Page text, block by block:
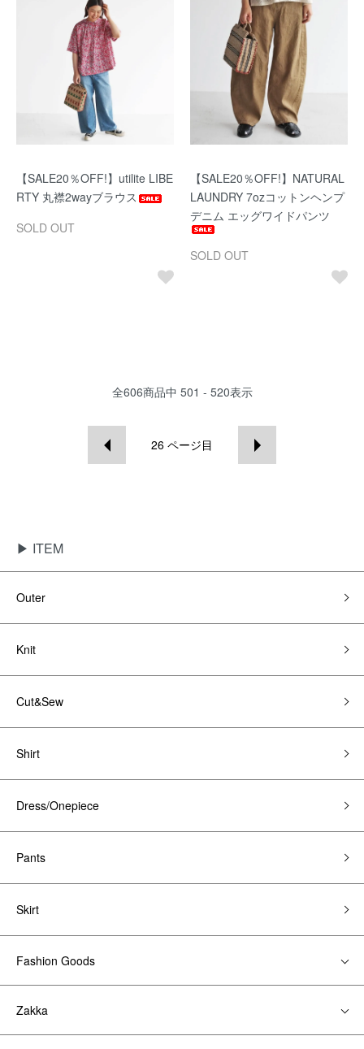
【SALE20％OFF!】utilite LIBE
RTY 丸襟2wayブラウス
SOLD OUT
【SALE20％OFF!】NATURAL
LAUNDRY 7ozコットンヘンプ
デニム エッグワイドパンツ
SOLD OUT
全606商品中 501 - 520表示
26 ページ目
▶ ITEM
Outer
Knit
Cut&Sew
Shirt
Dress/Onepiece
Pants
Skirt
Fashion Goods
Zakka